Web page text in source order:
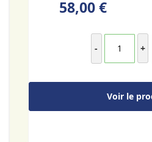
58,00 €
- +
Voir le